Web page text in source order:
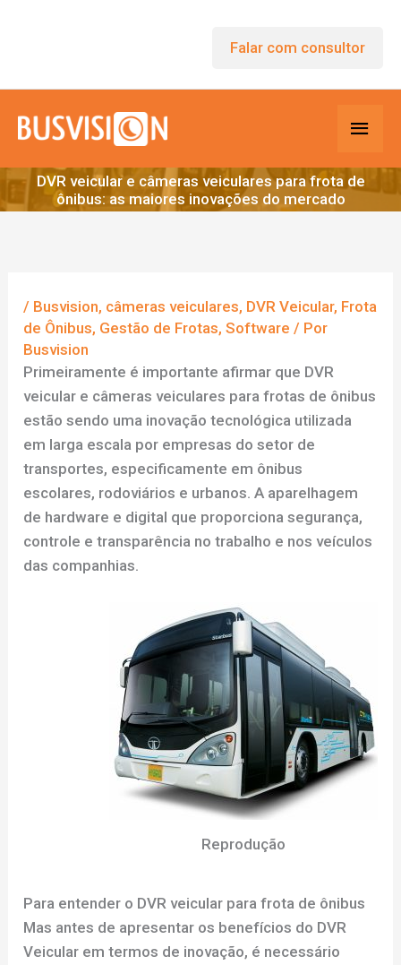
Falar com consultor
DVR veicular e câmeras veiculares para frota de
ônibus: as maiores inovações do mercado
/ Busvision, câmeras veiculares, DVR Veicular, Frota
de Ônibus, Gestão de Frotas,Software / Por
Busvision
Primeiramente é importante afirmar que DVR
veicular e câmeras veiculares para frotas de ônibus
estão sendo uma inovação tecnológica utilizada
em larga escala por empresas do setor de
transportes, especificamente em ônibus
escolares, rodoviários e urbanos. A aparelhagem
de hardware e digital que proporciona segurança,
controle e transparência no trabalho e nos veículos
das companhias.
Reprodução
Para entender o DVR veicular para frota de ônibus
Mas antes de apresentar os benefícios do DVR
Veicular em termos de inovação, é necessário